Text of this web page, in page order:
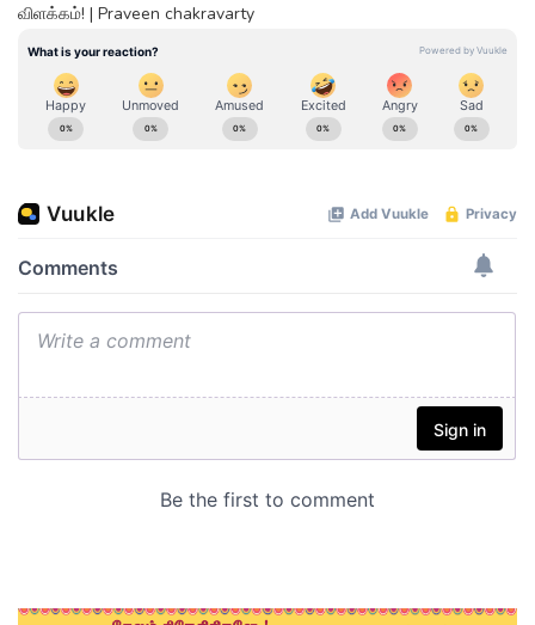
விளக்கம்! | Praveen chakravarty